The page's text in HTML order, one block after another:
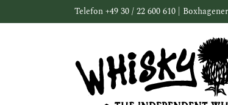
Inhalt
Telefon +49 30 / 22 600 610 |